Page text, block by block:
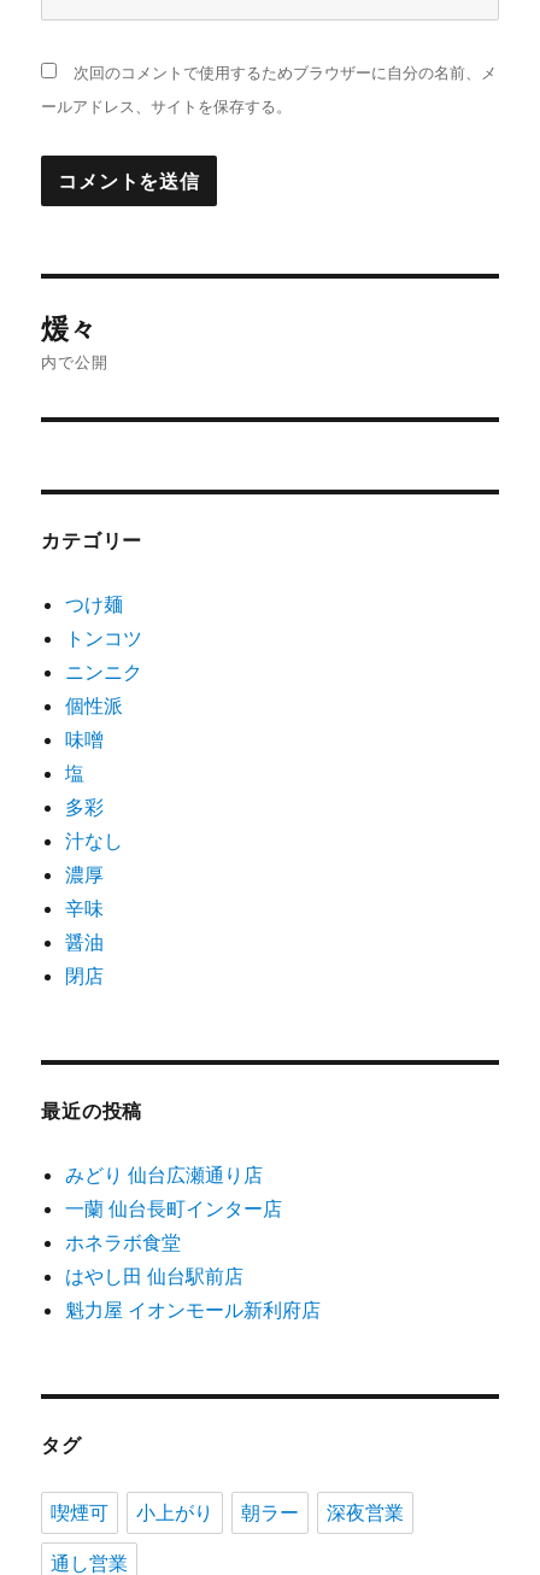
次回のコメントで使用するためブラウザーに自分の名前、メ
ールアドレス、サイトを保存する。
稿
ゲ
ー
シ
ン
煖々
内で公開
カテゴリー
つけ麺
トンコツ
ニンニク
個性派
味噌
塩
多彩
汁なし
濃厚
辛味
醤油
閉店
最近の投稿
みどり 仙台広瀬通り店
一蘭 仙台長町インター店
ホネラボ食堂
はやし田 仙台駅前店
魁力屋 イオンモール新利府店
タグ
喫煙可 小上がり 朝ラー 深夜営業
通し営業